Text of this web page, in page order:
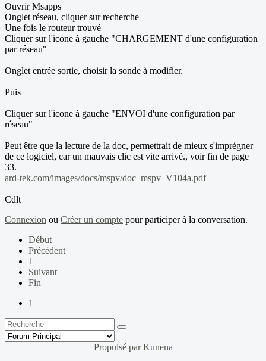
Ouvrir Msapps
Onglet réseau, cliquer sur recherche
Une fois le routeur trouvé
Cliquer sur l'icone à gauche "CHARGEMENT d'une configuration
par réseau"
Onglet entrée sortie, choisir la sonde à modifier.
Puis
Cliquer sur l'icone à gauche "ENVOI d'une configuration par
réseau"
Peut être que la lecture de la doc, permettrait de mieux s'imprégner
de ce logiciel, car un mauvais clic est vite arrivé., voir fin de page
33.
ard-tek.com/images/docs/mspv/doc_mspv_V104a.pdf
Cdlt
Connexion ou Créer un compte pour participer à la conversation.
Début
Précédent
1
Suivant
Fin
1
Propulsé parKunena